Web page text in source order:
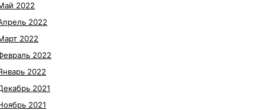
2022
2022
2022
2022
2022
2021
2021